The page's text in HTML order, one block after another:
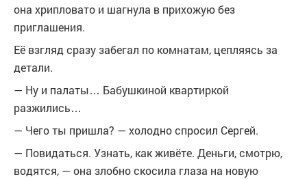
она хрипловато и шагнула в прихожую без
приглашения.
Её взгляд сразу забегал по комнатам, цепляясь за
детали.
— Ну и палаты… Бабушкиной квартиркой
разжились…
— Чего ты пришла? — холодно спросил Сергей.
— Повидаться. Узнать, как живёте. Деньги, смотрю,
водятся, — она злобно скосила глаза на новую